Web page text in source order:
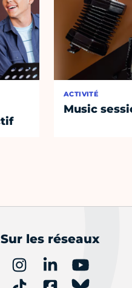
ACTIVITÉ
Music
Sur les réseaux